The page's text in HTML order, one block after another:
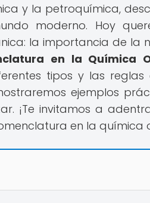
y la petroquímica,
moderno. Hoy
la importancia de la
en la Química
tipos y las
ejemplos
¡Te invitamos a
en la química